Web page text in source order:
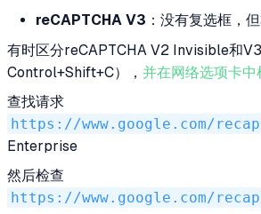
reCAPTCHA V3 ：没有复选框，
有时区分reCAPTCHA V2 Invisible和
Control+Shift+C）， 并在网络选项卡
查找请求
https://www.google.com/
Enterprise
然后检查
https://www.google.com/